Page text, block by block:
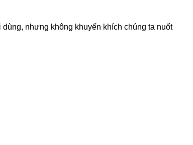
nhưng không khuyến khích chúng ta nuốt